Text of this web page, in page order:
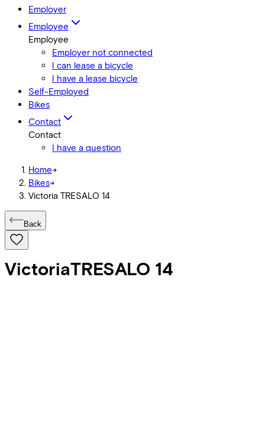
Employer
Employee
Employee
Employer not connected
I can lease a bicycle
I have a lease bicycle
Self-Employed
Bikes
Contact
Contact
I have a question
Home->
Bikes->
Victoria TRESALO 14
Back
VictoriaTRESALO 14